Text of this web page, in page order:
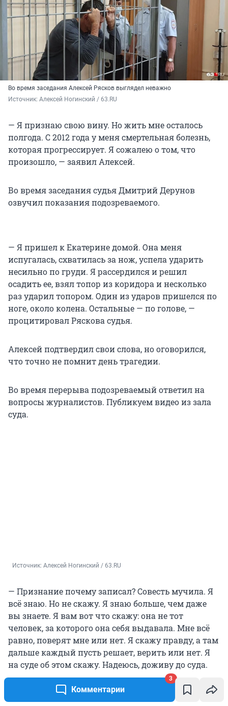
Комментарии
3
Во время заседания Алексей Рясков выглядел неважно
Источник: Алексей Ногинский / 63.RU
— Я признаю свою вину. Но жить мне осталось
полгода. С 2012 года у меня смертельная болезнь,
которая прогрессирует. Я сожалею о том, что
произошло, — заявил Алексей.
Во время заседания судья Дмитрий Дерунов
озвучил показания подозреваемого.
— Я пришел к Екатерине домой. Она меня
испугалась, схватилась за нож, успела ударить
несильно по груди. Я рассердился и решил
осадить ее, взял топор из коридора и несколько
раз ударил топором. Один из ударов пришелся по
ноге, около колена. Остальные — по голове, —
процитировал Ряскова судья.
Алексей подтвердил свои слова, но оговорился,
что точно не помнит день трагедии.
Во время перерыва подозреваемый ответил на
вопросы журналистов. Публикуем видео из зала
суда.
Источник: Алексей Ногинский / 63.RU
— Признание почему записал? Совесть мучила. Я
всё знаю. Но не скажу. Я знаю больше, чем даже
вы знаете. Я вам вот что скажу: она не тот
человек, за которого она себя выдавала. Мне всё
равно, поверят мне или нет. Я скажу правду, а там
дальше каждый пусть решает, верить или нет. Я
на суде об этом скажу. Надеюсь, доживу до суда.